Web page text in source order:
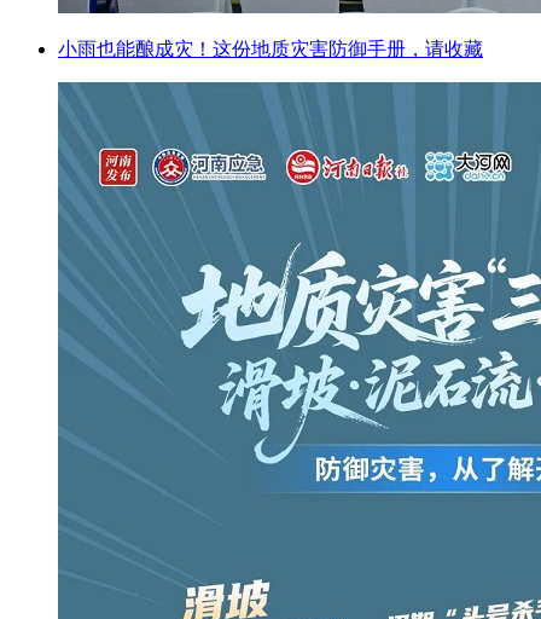
小雨也能酿成灾！这份地质灾害防御手册，请收藏